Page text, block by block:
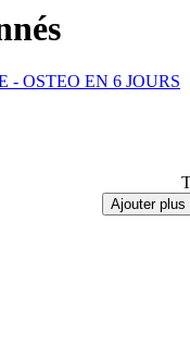
- OSTEO EN 6 JOURS
Ajouter plus